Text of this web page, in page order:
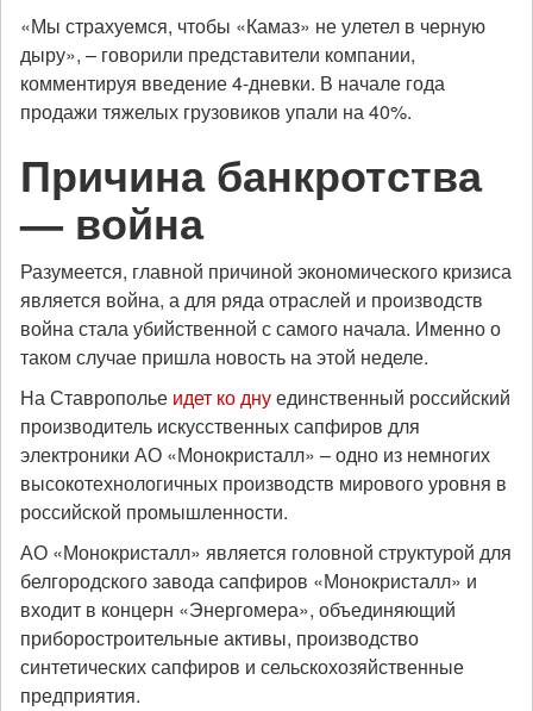
«Мы страхуемся, чтобы «Камаз» не улетел в черную
дыру», – говорили представители компании,
комментируя введение 4-дневки. В начале года
продажи тяжелых грузовиков упали на 40%.
Причина банкротства
— война
Разумеется, главной причиной экономического кризиса
является война, а для ряда отраслей и производств
война стала убийственной с самого начала. Именно о
таком случае пришла новость на этой неделе.
На Ставрополье идет ко днуединственный российский
производитель искусственных сапфиров для
электроники АО «Монокристалл» – одно из немногих
высокотехнологичных производств мирового уровня в
российской промышленности.
АО «Монокристалл» является головной структурой для
белгородского завода сапфиров «Монокристалл» и
входит в концерн «Энергомера», объединяющий
приборостроительные активы, производство
синтетических сапфиров и сельскохозяйственные
предприятия.